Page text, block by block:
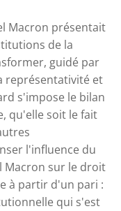
Macron présentait
de la
guidé par
représentativité et
s'impose le bilan
qu'elle soit le fait
l'influence du
Macron sur le droit
à partir d'un pari :
qui s'est